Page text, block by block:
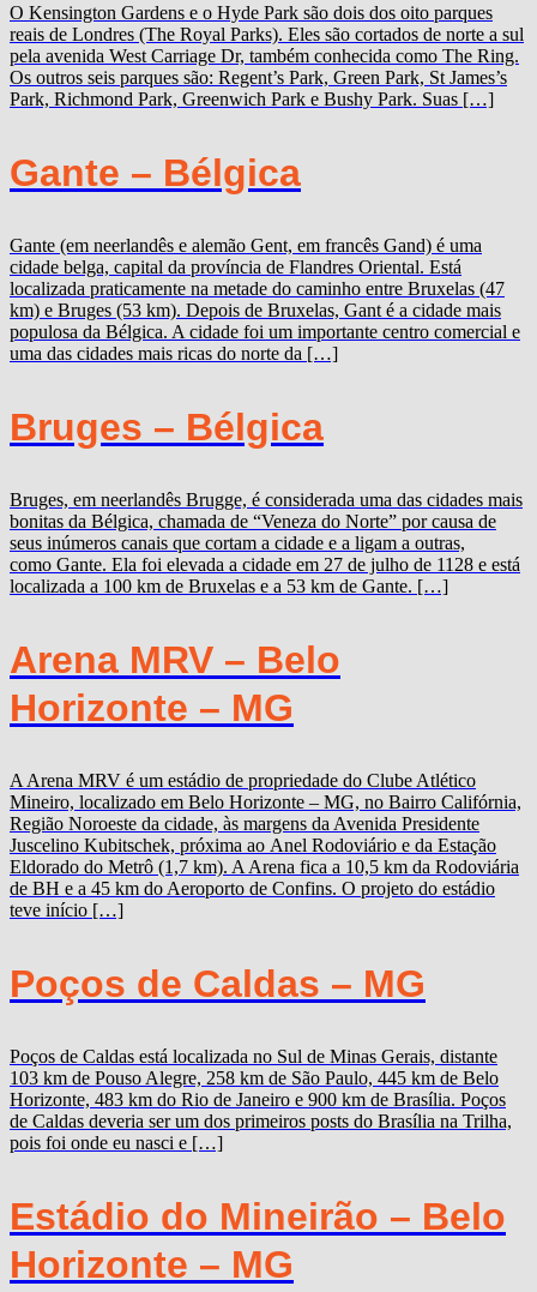
O Kensington Gardens e o Hyde Park são dois dos oito parques
reais de Londres (The Royal Parks). Eles são cortados de norte a sul
pela avenida West Carriage Dr, também conhecida como The Ring.
Os outros seis parques são: Regent’s Park, Green Park, St James’s
Park, Richmond Park, Greenwich Park e Bushy Park. Suas […]
Gante – Bélgica
Gante (em neerlandês e alemão Gent, em francês Gand) é uma
cidade belga, capital da província de Flandres Oriental. Está
localizada praticamente na metade do caminho entre Bruxelas (47
km) e Bruges (53 km). Depois de Bruxelas, Gant é a cidade mais
populosa da Bélgica. A cidade foi um importante centro comercial e
uma das cidades mais ricas do norte da […]
Bruges – Bélgica
Bruges, em neerlandês Brugge, é considerada uma das cidades mais
bonitas da Bélgica, chamada de “Veneza do Norte” por causa de
seus inúmeros canais que cortam a cidade e a ligam a outras,
como Gante. Ela foi elevada a cidade em 27 de julho de 1128 e está
localizada a 100 km de Bruxelas e a 53 km de Gante. […]
Arena MRV – Belo
Horizonte – MG
A Arena MRV é um estádio de propriedade do Clube Atlético
Mineiro, localizado em Belo Horizonte – MG, no Bairro Califórnia,
Região Noroeste da cidade, às margens da Avenida Presidente
Juscelino Kubitschek, próxima ao Anel Rodoviário e da Estação
Eldorado do Metrô (1,7 km). A Arena fica a 10,5 km da Rodoviária
de BH e a 45 km do Aeroporto de Confins. O projeto do estádio
teve início […]
Poços de Caldas – MG
Poços de Caldas está localizada no Sul de Minas Gerais, distante
103 km de Pouso Alegre, 258 km de São Paulo, 445 km de Belo
Horizonte, 483 km do Rio de Janeiro e 900 km de Brasília. Poços
de Caldas deveria ser um dos primeiros posts do Brasília na Trilha,
pois foi onde eu nasci e […]
Estádio do Mineirão – Belo
Horizonte – MG